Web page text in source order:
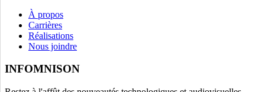
À propos
Carrières
Réalisations
Nous joindre
INFOMNISON